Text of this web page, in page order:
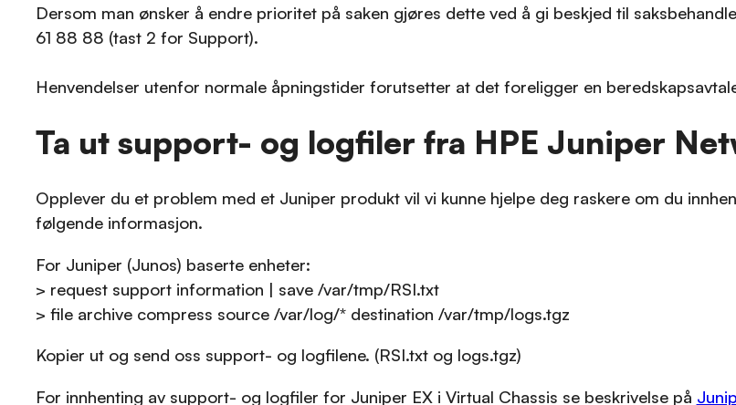
Dersom man ønsker å endre prioritet på saken gjøres dette ved å gi beskjed til
61 88 88 (tast 2 for Support).
Henvendelser utenfor normale åpningstider forutsetter at det foreligger en
Ta ut support- og logfiler fra HPE Juniper
Opplever du et problem med et Juniper produkt vil vi kunne hjelpe deg raskere om du
følgende informasjon.
For Juniper (Junos) baserte enheter:
> request support information | save /var/tmp/RSI.txt
> file archive compress source /var/log/* destination /var/tmp/logs.tgz
Kopier ut og send oss support- og logfilene. (RSI.txt og logs.tgz)
For innhenting av support- og logfiler for Juniper EX i Virtual Chassis se beskrivelse på